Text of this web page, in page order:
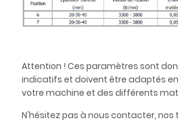
Attention ! Ces paramètres sont
indicatifs et doivent être adaptés
votre machine et des différents
N'hésitez pas à nous contacter, nos